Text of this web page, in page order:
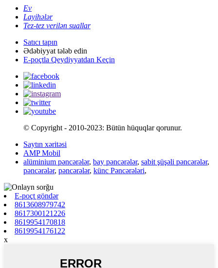
Ev
Layihələr
Tez-tez verilən suallar
Satıcı tapın
Ədəbiyyat tələb edin
E-poçtla Qeydiyyatdan Keçin
© Copyright - 2010-2023: Bütün hüquqlar qorunur.
Saytın xəritəsi
AMP Mobil
alüminium pəncərələr, bay pəncərələr, sabit şüşəli pəncərələr,
pəncərələr, pəncərələr, künc Pəncərələri,
E-poçt göndər
8613608979742
8617300121226
8619954170818
8619954176122
x